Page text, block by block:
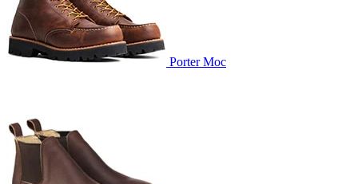
Porter Moc